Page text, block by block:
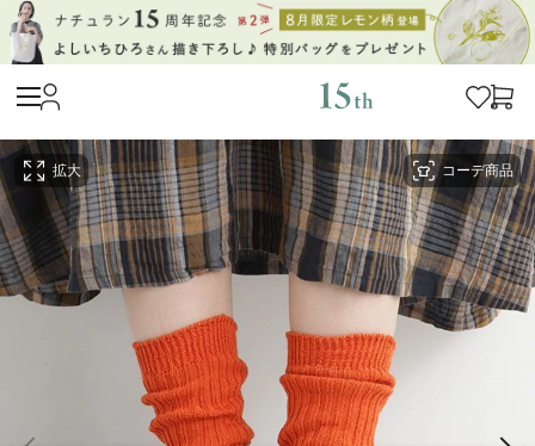
コーデ商品
拡大